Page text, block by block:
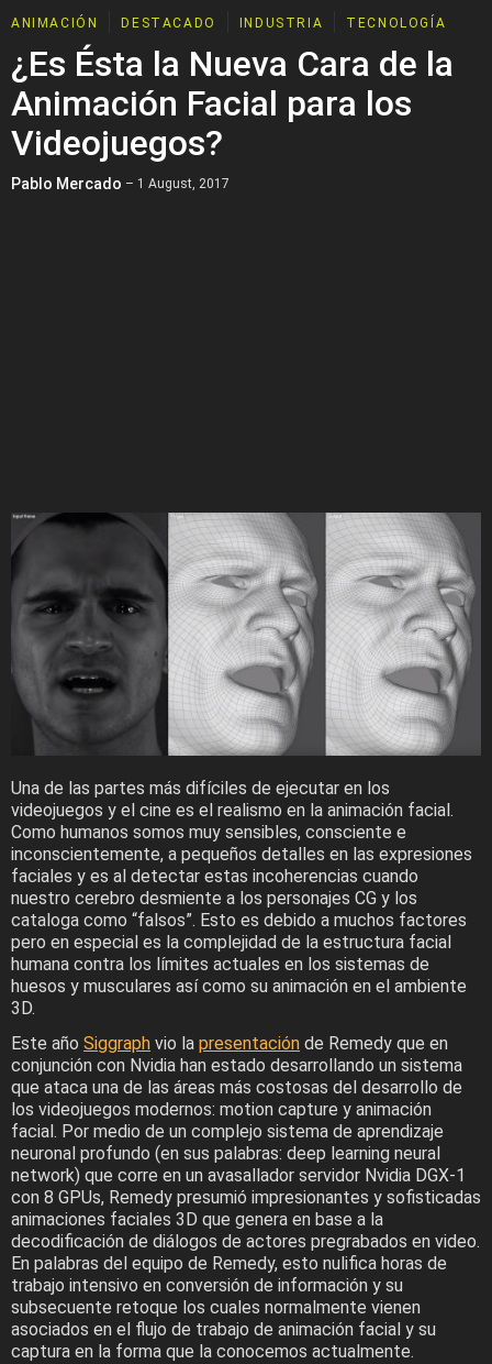
ANIMACIÓN DESTACADO INDUSTRIA TECNOLOGÍA
¿Es Ésta la Nueva Cara de la
Animación Facial para los
Videojuegos?
Pablo Mercado – 1 August, 2017
Una de las partes más difíciles de ejecutar en los
videojuegos y el cine es el realismo en la animación facial.
Como humanos somos muy sensibles, consciente e
inconscientemente, a pequeños detalles en las expresiones
faciales y es al detectar estas incoherencias cuando
nuestro cerebro desmiente a los personajes CG y los
cataloga como “falsos”. Esto es debido a muchos factores
pero en especial es la complejidad de la estructura facial
humana contra los límites actuales en los sistemas de
huesos y musculares así como su animación en el ambiente
3D.
Este año Siggraph vio la presentación de Remedy que en
conjunción con Nvidia han estado desarrollando un sistema
que ataca una de las áreas más costosas del desarrollo de
los videojuegos modernos: motion capture y animación
facial. Por medio de un complejo sistema de aprendizaje
neuronal profundo (en sus palabras: deep learning neural
network) que corre en un avasallador servidor Nvidia DGX-1
con 8 GPUs, Remedy presumió impresionantes y sofisticadas
animaciones faciales 3D que genera en base a la
decodificación de diálogos de actores pregrabados en video.
En palabras del equipo de Remedy, esto nulifica horas de
trabajo intensivo en conversión de información y su
subsecuente retoque los cuales normalmente vienen
asociados en el flujo de trabajo de animación facial y su
captura en la forma que la conocemos actualmente.